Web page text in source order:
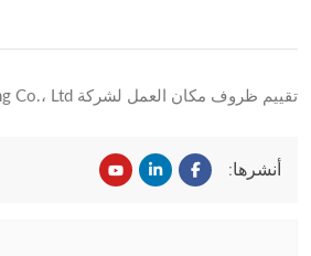
تقييم ظروف مكان العمل لشركة Baoding Yingtesheng Bristle and Brush Making Co.، Ltd.
أنشرها: